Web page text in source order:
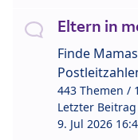
Eltern in
Finde
443 Themen /
Letzter
9. Jul 2026